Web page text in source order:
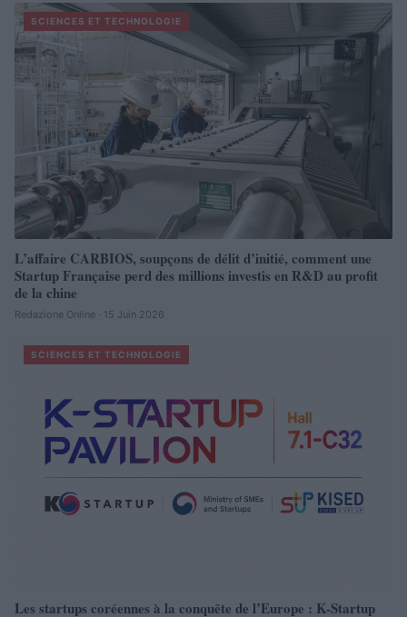
SCIENCES ET TECHNOLOGIE
L’affaire CARBIOS, soupçons de délit d’initié, comment une
Startup Française perd des millions investis en R&D au profit
de la chine
Redazione Online · 15 Juin 2026
SCIENCES ET TECHNOLOGIE
Les startups coréennes à la conquête de l’Europe : K-Startup